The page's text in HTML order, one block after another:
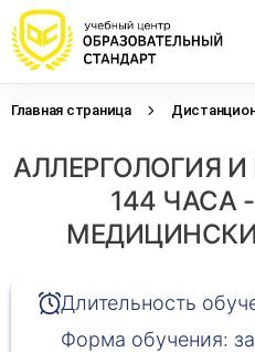
Главная страница
АЛЛЕРГОЛОГИЯ
144 ЧАСА
Длительность
Форма обучения:
Оставьте свои
Оставьте свои
начислением
Оставьте свои